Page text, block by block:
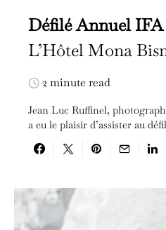
Défilé Annuel
L’Hôtel Mona
2 minute read
Jean Luc Ruffinel,
a eu le plaisir d’assister au